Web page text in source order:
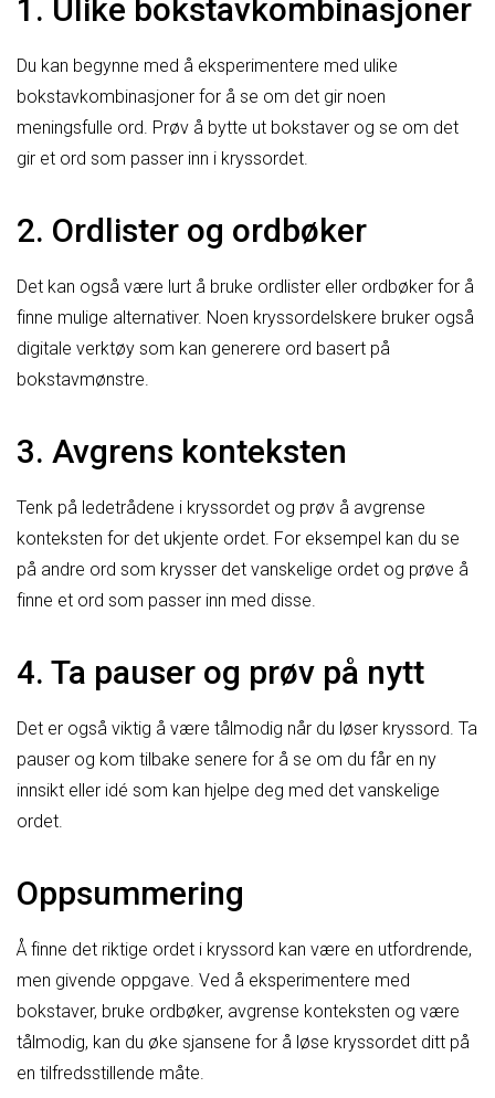
1. Ulike bokstavkombinasjoner
Du kan begynne med å eksperimentere med ulike
bokstavkombinasjoner for å se om det gir noen
meningsfulle ord. Prøv å bytte ut bokstaver og se om det
gir et ord som passer inn i kryssordet.
2. Ordlister og ordbøker
Det kan også være lurt å bruke ordlister eller ordbøker for å
finne mulige alternativer. Noen kryssordelskere bruker også
digitale verktøy som kan generere ord basert på
bokstavmønstre.
3. Avgrens konteksten
Tenk på ledetrådene i kryssordet og prøv å avgrense
konteksten for det ukjente ordet. For eksempel kan du se
på andre ord som krysser det vanskelige ordet og prøve å
finne et ord som passer inn med disse.
4. Ta pauser og prøv på nytt
Det er også viktig å være tålmodig når du løser kryssord. Ta
pauser og kom tilbake senere for å se om du får en ny
innsikt eller idé som kan hjelpe deg med det vanskelige
ordet.
Oppsummering
Å finne det riktige ordet i kryssord kan være en utfordrende,
men givende oppgave. Ved å eksperimentere med
bokstaver, bruke ordbøker, avgrense konteksten og være
tålmodig, kan du øke sjansene for å løse kryssordet ditt på
en tilfredsstillende måte.